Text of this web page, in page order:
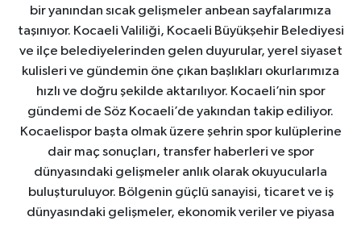
bir yanından sıcak gelişmeler anbean sayfalarımıza
taşınıyor. Kocaeli Valiliği, Kocaeli Büyükşehir Belediyesi
ve ilçe belediyelerinden gelen duyurular, yerel siyaset
kulisleri ve gündemin öne çıkan başlıkları okurlarımıza
hızlı ve doğru şekilde aktarılıyor. Kocaeli’nin spor
gündemi de Söz Kocaeli’de yakından takip ediliyor.
Kocaelispor başta olmak üzere şehrin spor kulüplerine
dair maç sonuçları, transfer haberleri ve spor
dünyasındaki gelişmeler anlık olarak okuyucularla
buluşturuluyor. Bölgenin güçlü sanayisi, ticaret ve iş
dünyasındaki gelişmeler, ekonomik veriler ve piyasa